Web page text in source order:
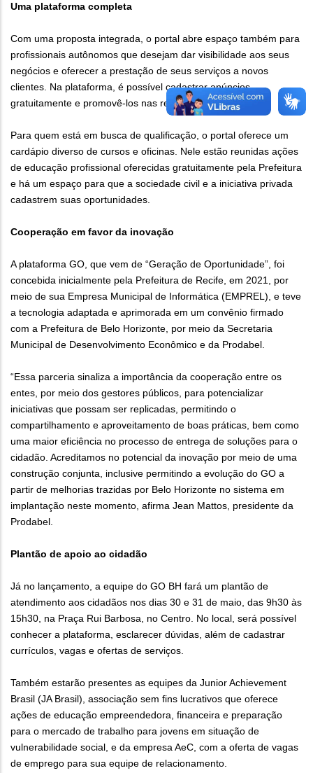
Uma plataforma completa
Com uma proposta integrada, o portal abre espaço também para
profissionais autônomos que desejam dar visibilidade aos seus
negócios e oferecer a prestação de seus serviços a novos
clientes. Na plataforma, é possível cadastrar anúncios
gratuitamente e promovê-los nas redes sociais.
Para quem está em busca de qualificação, o portal oferece um
cardápio diverso de cursos e oficinas. Nele estão reunidas ações
de educação profissional oferecidas gratuitamente pela Prefeitura
e há um espaço para que a sociedade civil e a iniciativa privada
cadastrem suas oportunidades.
Cooperação em favor da inovação
A plataforma GO, que vem de “Geração de Oportunidade”, foi
concebida inicialmente pela Prefeitura de Recife, em 2021, por
meio de sua Empresa Municipal de Informática (EMPREL), e teve
a tecnologia adaptada e aprimorada em um convênio firmado
com a Prefeitura de Belo Horizonte, por meio da Secretaria
Municipal de Desenvolvimento Econômico e da Prodabel.
“Essa parceria sinaliza a importância da cooperação entre os
entes, por meio dos gestores públicos, para potencializar
iniciativas que possam ser replicadas, permitindo o
compartilhamento e aproveitamento de boas práticas, bem como
uma maior eficiência no processo de entrega de soluções para o
cidadão. Acreditamos no potencial da inovação por meio de uma
construção conjunta, inclusive permitindo a evolução do GO a
partir de melhorias trazidas por Belo Horizonte no sistema em
implantação neste momento, afirma Jean Mattos, presidente da
Prodabel.
Plantão de apoio ao cidadão
Já no lançamento, a equipe do GO BH fará um plantão de
atendimento aos cidadãos nos dias 30 e 31 de maio, das 9h30 às
15h30, na Praça Rui Barbosa, no Centro. No local, será possível
conhecer a plataforma, esclarecer dúvidas, além de cadastrar
currículos, vagas e ofertas de serviços.
Também estarão presentes as equipes da Junior Achievement
Brasil (JA Brasil), associação sem fins lucrativos que oferece
ações de educação empreendedora, financeira e preparação
para o mercado de trabalho para jovens em situação de
vulnerabilidade social, e da empresa AeC, com a oferta de vagas
de emprego para sua equipe de relacionamento.